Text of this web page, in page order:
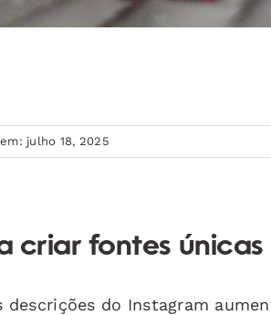
julho 18, 2025
criar fontes únicas
descrições do Instagram